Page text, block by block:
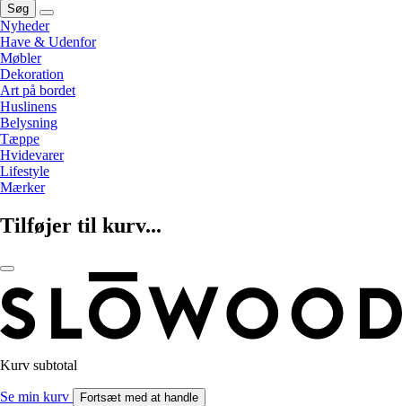
Søg
Nyheder
Have & Udenfor
Møbler
Dekoration
Art på bordet
Huslinens
Belysning
Tæppe
Hvidevarer
Lifestyle
Mærker
Tilføjer til kurv...
Kurv subtotal
Se min kurv Fortsæt med at handle